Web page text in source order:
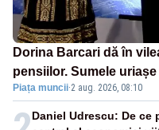
Dorina Barcari dă în
pensiilor. Sumele
Piața muncii·2 aug. 2026, 08:10
Daniel Udrescu: De